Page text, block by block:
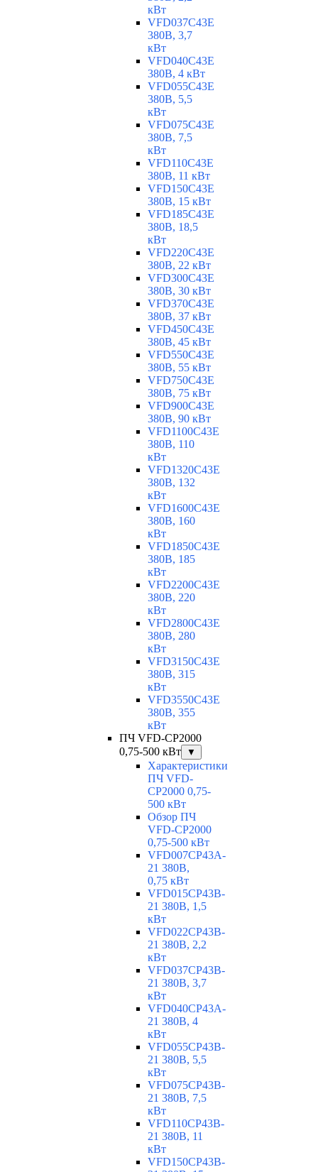
кВт
VFD037C43E
380В, 3,7
кВт
VFD040C43E
380В, 4 кВт
VFD055C43E
380В, 5,5
кВт
VFD075C43E
380В, 7,5
кВт
VFD110C43E
380В, 11 кВт
VFD150C43E
380В, 15 кВт
VFD185C43E
380В, 18,5
кВт
VFD220C43E
380В, 22 кВт
VFD300C43E
380В, 30 кВт
VFD370C43E
380В, 37 кВт
VFD450C43E
380В, 45 кВт
VFD550C43E
380В, 55 кВт
VFD750C43E
380В, 75 кВт
VFD900C43E
380В, 90 кВт
VFD1100C43E
380В, 110
кВт
VFD1320C43E
380В, 132
кВт
VFD1600C43E
380В, 160
кВт
VFD1850C43E
380В, 185
кВт
VFD2200C43E
380В, 220
кВт
VFD2800C43E
380В, 280
кВт
VFD3150C43E
380В, 315
кВт
VFD3550C43E
380В, 355
кВт
ПЧ VFD-CP2000
0,75-500 кВт
▼
Характеристики
ПЧ VFD-
CP2000 0,75-
500 кВт
Обзор ПЧ
VFD-CP2000
0,75-500 кВт
VFD007CP43A-
21 380В,
0,75 кВт
VFD015CP43B-
21 380В, 1,5
кВт
VFD022CP43B-
21 380В, 2,2
кВт
VFD037CP43B-
21 380В, 3,7
кВт
VFD040CP43A-
21 380В, 4
кВт
VFD055CP43B-
21 380В, 5,5
кВт
VFD075CP43B-
21 380В, 7,5
кВт
VFD110CP43B-
21 380В, 11
кВт
VFD150CP43B-